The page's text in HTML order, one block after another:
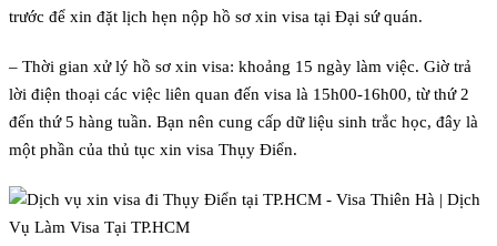
trước để xin đặt lịch hẹn nộp hồ sơ xin visa tại Đại sứ quán.
– Thời gian xử lý hồ sơ xin visa: khoảng 15 ngày làm việc. Giờ trả
lời điện thoại các việc liên quan đến visa là 15h00-16h00, từ thứ 2
đến thứ 5 hàng tuần. Bạn nên cung cấp dữ liệu sinh trắc học, đây là
một phần của thủ tục xin visa Thụy Điển.